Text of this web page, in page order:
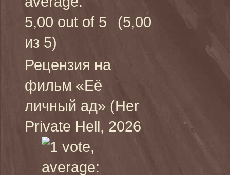
(5,00
из 5)
Рецензия на
фильм «Её
личный ад» (Her
Private Hell, 2026